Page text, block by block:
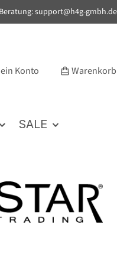
Beratung: support@h4g-gmbh.de
Konto Warenkorb
SALE